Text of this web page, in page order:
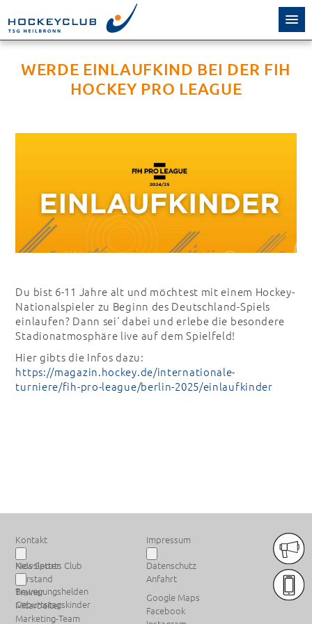
WERDE EINLAUFKIND BEI DER FIH
HOCKEY PRO LEAGUE
Du bist 6-11 Jahre alt und möchtest mit einem Hockey-
Nationalspieler zu Beginn des Deutschland-Spiels
einlaufen? Dann sei‘ dabei und erlebe die besondere
Stadionatmosphäre live auf dem Spielfeld!
Hier gibts die Infos dazu:
https://magazin.hockey.de/internationale-
turniere/fih-pro-league/berlin-2025/einlaufkinder
Kontakt
Newsletter
Vorstand
Trainer
Mitarbeiter
Marketing-Team
Impressum
Datenschutz
Anfahrt
Google Maps
Facebook
Kids Sports Club
Bewegungshelden
Geburtstagskinder